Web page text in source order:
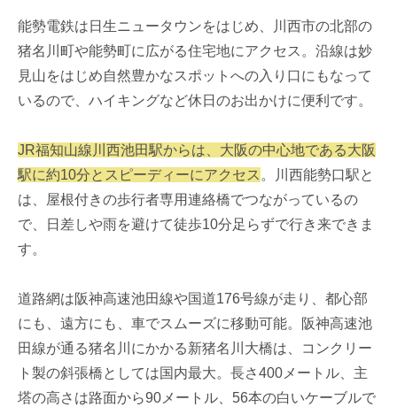
能勢電鉄は日生ニュータウンをはじめ、川西市の北部の
猪名川町や能勢町に広がる住宅地にアクセス。沿線は妙
見山をはじめ自然豊かなスポットへの入り口にもなって
いるので、ハイキングなど休日のお出かけに便利です。
JR福知山線川西池田駅からは、大阪の中心地である大阪
駅に約10分とスピーディーにアクセス 。川西能勢口駅と
は、屋根付きの歩行者専用連絡橋でつながっているの
で、日差しや雨を避けて徒歩10分足らずで行き来できま
す。
道路網は阪神高速池田線や国道176号線が走り、都心部
にも、遠方にも、車でスムーズに移動可能。阪神高速池
田線が通る猪名川にかかる新猪名川大橋は、コンクリー
ト製の斜張橋としては国内最大。長さ400メートル、主
塔の高さは路面から90メートル、56本の白いケーブルで